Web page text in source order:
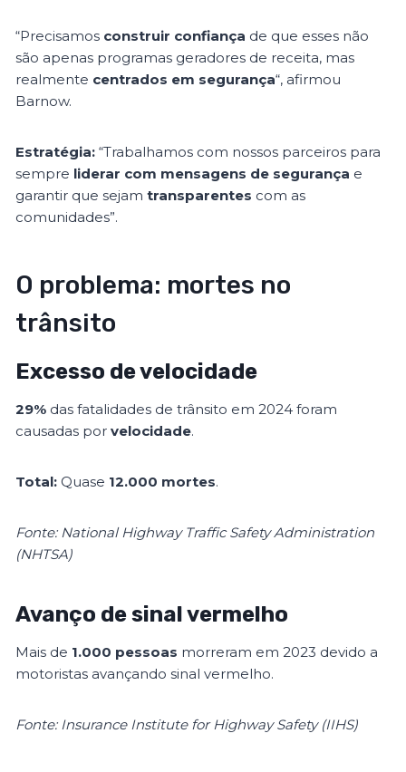
“Precisamos construir confiança de que esses não
são apenas programas geradores de receita, mas
realmente centrados em segurança“, afirmou
Barnow.
Estratégia: “Trabalhamos com nossos parceiros para
sempre liderar com mensagens de segurança e
garantir que sejamtransparentes com as
comunidades”.
O problema: mortes no
trânsito
Excesso de velocidade
29% das fatalidades de trânsito em 2024 foram
causadas porvelocidade.
Total: Quase 12.000 mortes.
Fonte: National Highway Traffic Safety Administration
(NHTSA)
Avanço de sinal vermelho
Mais de 1.000 pessoas morreram em 2023 devido a
motoristas avançando sinal vermelho.
Fonte: Insurance Institute for Highway Safety (IIHS)